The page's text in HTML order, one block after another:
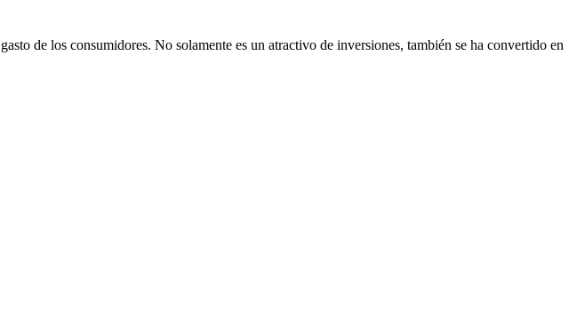
de los consumidores. No solamente es un atractivo de inversiones, también se ha convertido en